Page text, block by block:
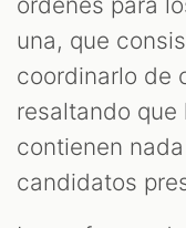
una, que
coordinarlo de
resaltando que
contienen
candidatos